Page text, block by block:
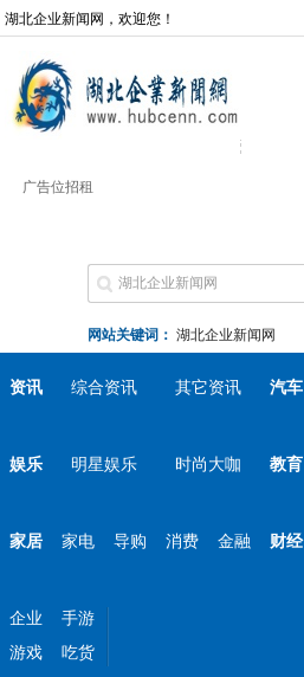
湖北企业新闻网，欢迎您！
广告位招租
网站关键词： 湖北企业新闻网
资讯 综合资讯 其它资讯 汽车
娱乐 明星娱乐 时尚大咖 教育
家居 家电 导购 消费 金融 财经
企业
手游
游戏
吃货